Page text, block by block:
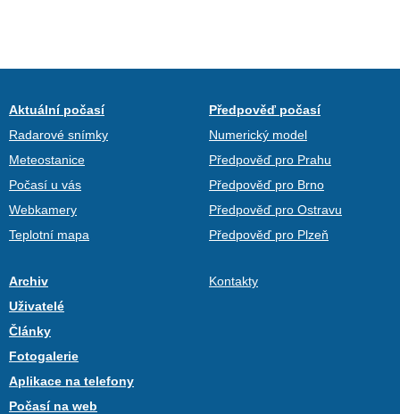
Aktuální počasí
Radarové snímky
Meteostanice
Počasí u vás
Webkamery
Teplotní mapa
Předpověď počasí
Numerický model
Předpověď pro Prahu
Předpověď pro Brno
Předpověď pro Ostravu
Předpověď pro Plzeň
Archiv
Uživatelé
Články
Fotogalerie
Aplikace na telefony
Počasí na web
Kontakty